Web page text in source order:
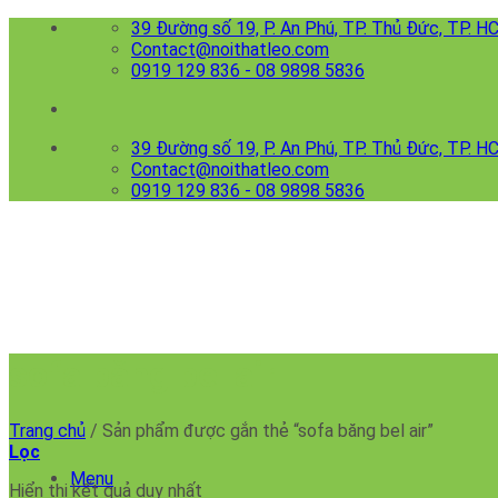
39 Đường số 19, P. An Phú, TP. Thủ Đức, TP.
Contact@noithatleo.com
0919 129 836 - 08 9898 5836
39 Đường số 19, P. An Phú, TP. Thủ Đức, TP.
Contact@noithatleo.com
0919 129 836 - 08 9898 5836
Menu
Trang chủ / Sản phẩm được gắn thẻ “sofa băng bel air”
Lọc
Hiển thị kết quả duy nhất